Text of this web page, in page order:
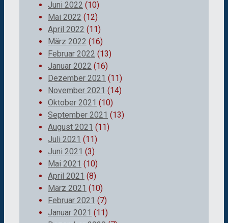
Juni 2022 (10)
Mai 2022 (12)
April 2022 (11)
März 2022 (16)
Februar 2022 (13)
Januar 2022 (16)
Dezember 2021 (11)
November 2021 (14)
Oktober 2021 (10)
September 2021 (13)
August 2021 (11)
Juli 2021 (11)
Juni 2021 (3)
Mai 2021 (10)
April 2021 (8)
März 2021 (10)
Februar 2021 (7)
Januar 2021 (11)